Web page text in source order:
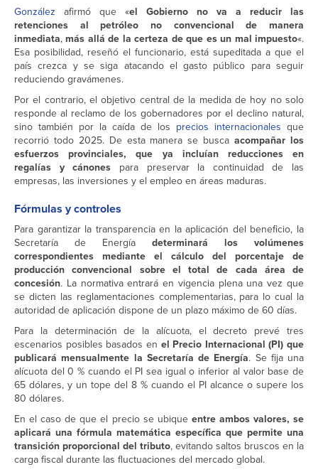
González afirmó que «el Gobierno no va a reducir las
retenciones al petróleo no convencional de manera
inmediata, más allá de la certeza de que es un mal impuesto«.
Esa posibilidad, reseñó el funcionario, está supeditada a que el
país crezca y se siga atacando el gasto público para seguir
reduciendo gravámenes.
Por el contrario, el objetivo central de la medida de hoy no solo
responde al reclamo de los gobernadores por el declino natural,
sino también por la caída de los precios internacionales que
recorrió todo 2025. De esta manera se buscaacompañar los
esfuerzos provinciales, que ya incluían reducciones en
regalías y cánones para preservar la continuidad de las
empresas, las inversiones y el empleo en áreas maduras.
Fórmulas y controles
Para garantizar la transparencia en la aplicación del beneficio, la
Secretaría de Energía determinará los volúmenes
correspondientes mediante el cálculo del porcentaje de
producción convencional sobre el total de cada área de
concesión. La normativa entrará en vigencia plena una vez que
se dicten las reglamentaciones complementarias, para lo cual la
autoridad de aplicación dispone de un plazo máximo de 60 días.
Para la determinación de la alícuota, el decreto prevé tres
escenarios posibles basados en el Precio Internacional (PI) que
publicará mensualmente la Secretaría de Energía. Se fija una
alícuota del 0 % cuando el PI sea igual o inferior al valor base de
65 dólares, y un tope del 8 % cuando el PI alcance o supere los
80 dólares.
En el caso de que el precio se ubique entre ambos valores, se
aplicará una fórmula matemática específica que permite una
transición proporcional del tributo, evitando saltos bruscos en la
carga fiscal durante las fluctuaciones del mercado global.